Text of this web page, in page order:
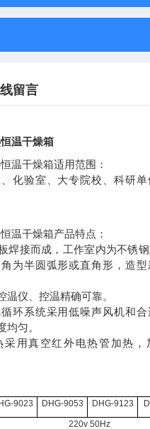
留言
温干燥箱
温干燥箱适用范围：
化验室、大专院校、科研
温干燥箱产品特点：
焊接而成，工作室内为不锈
为半圆弧形或直角形，造型
温仪、控温精确可靠。
环系统采用低噪声风机和合
均匀。
采用真空红外电热管加热，
9023 DHG-9053 DHG-9123
220v 50Hz